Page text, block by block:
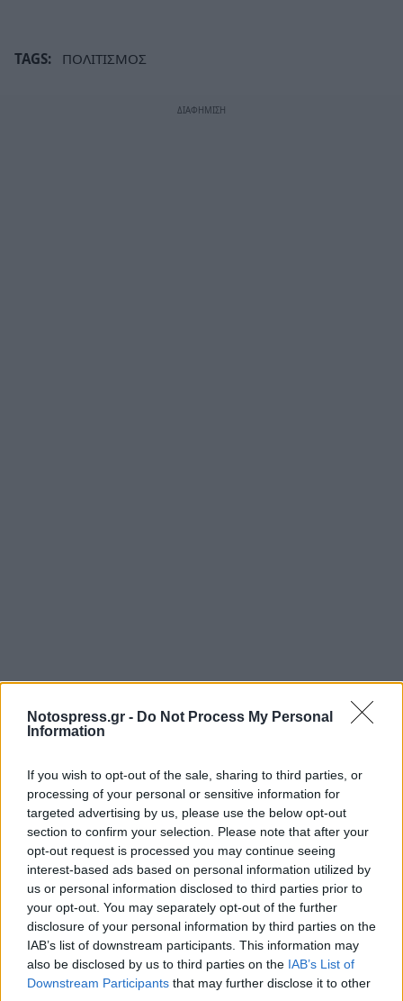
Notospress.gr - Do Not Process My Personal
Information
If you wish to opt-out of the sale, sharing to third parties, or
processing of your personal or sensitive information for
targeted advertising by us, please use the below opt-out
section to confirm your selection. Please note that after your
opt-out request is processed you may continue seeing
interest-based ads based on personal information utilized by
us or personal information disclosed to third parties prior to
your opt-out. You may separately opt-out of the further
disclosure of your personal information by third parties on the
IAB’s list of downstream participants. This information may
also be disclosed by us to third parties on the IAB’s List of
Downstream Participants that may further disclose it to other
TAGS: ΠΟΛΙΤΙΣΜΟΣ
Σχετικά Άρθρα